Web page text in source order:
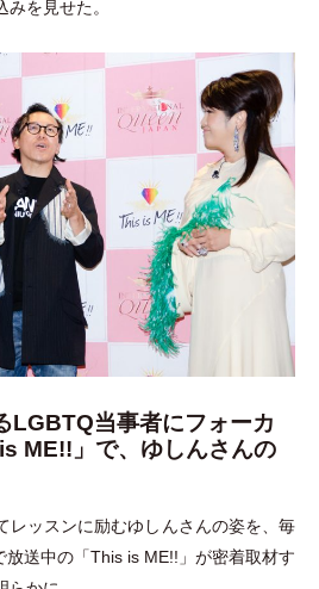
みを見せた。
LGBTQ当事者にフォーカ
ME!!」で、ゆしんさんの
レッスンに励むゆしんさんの姿を、毎
放送中の 「This is ME!! 」 が密着取材す